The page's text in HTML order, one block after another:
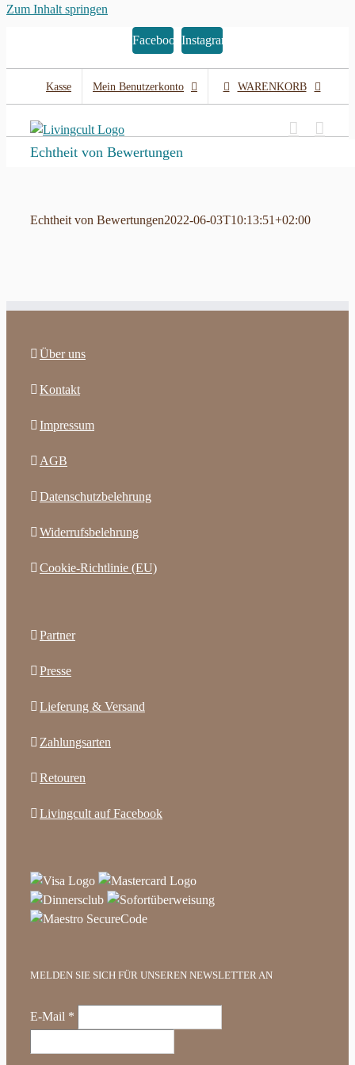
Zum Inhalt springen
Facebook Instagram
Kasse Mein Benutzerkonto WARENKORB
Echtheit von Bewertungen
Echtheit von Bewertungen2022-06-03T10:13:51+02:00
Über uns
Kontakt
Impressum
AGB
Datenschutzbelehrung
Widerrufsbelehrung
Cookie-Richtlinie (EU)
Partner
Presse
Lieferung & Versand
Zahlungsarten
Retouren
Livingcult auf Facebook
MELDEN SIE SICH FÜR UNSEREN NEWSLETTER AN
E-Mail *